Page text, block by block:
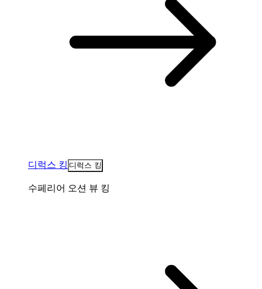
디럭스 킹 디럭스 킹
수페리어 오션 뷰 킹